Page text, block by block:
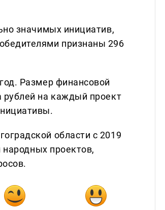
значимых инициатив,
признаны 296
Размер финансовой
рублей на каждый проект
области с 2019
проектов,